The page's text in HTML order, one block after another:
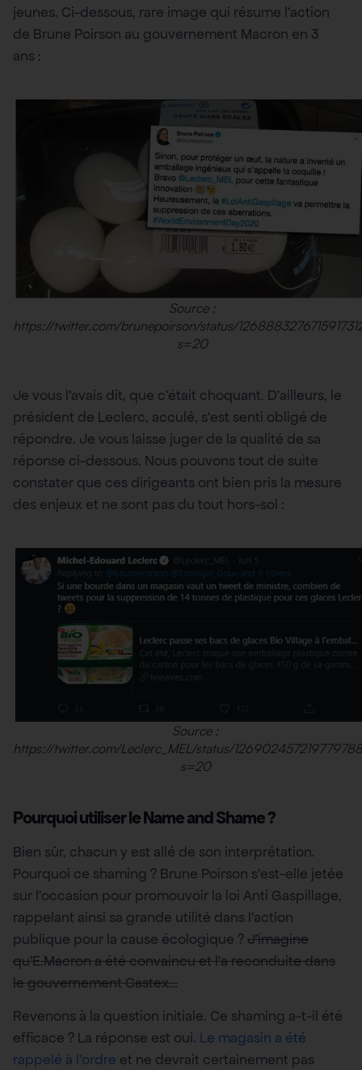
jeunes. Ci-dessous, rare image qui résume l’action
de Brune Poirson au gouvernement Macron en 3
ans :
Source :
https://twitter.com/brunepoirson/status/
s=20
Je vous l’avais dit, que c’était choquant. D’ailleurs, le
président de Leclerc, acculé, s’est senti obligé de
répondre. Je vous laisse juger de la qualité de sa
réponse ci-dessous. Nous pouvons tout de suite
constater que ces dirigeants ont bien pris la mesure
des enjeux et ne sont pas du tout hors-sol :
Source :
https://twitter.com/Leclerc_MEL/status/
s=20
Pourquoi utiliser le Name and Shame ?
Bien sûr, chacun y est allé de son interprétation.
Pourquoi ce shaming ? Brune Poirson s’est-elle jetée
sur l’occasion pour promouvoir la loi Anti Gaspillage,
rappelant ainsi sa grande utilité dans l’action
publique pour la cause écologique ? J’imagine
qu’E.Macron a été convaincu et l’a reconduite dans
le gouvernement Castex…
Revenons à la question initiale. Ce shaming a-t-il été
efficace ? La réponse est oui. Le magasin a été
rappelé à l’ordre et ne devrait certainement pas